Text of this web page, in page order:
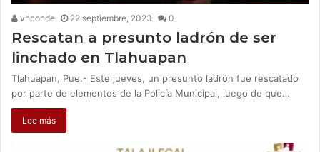
vhconde 22 septiembre, 2023 0
Rescatan a presunto ladrón de ser
linchado en Tlahuapan
Tlahuapan, Pue.- Este jueves, un presunto ladrón fue rescatado
por parte de elementos de la Policía Municipal, luego de que…
Lee más